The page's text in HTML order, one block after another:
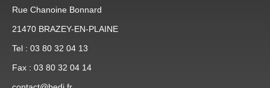
Rue Chanoine Bonnard
21470 BRAZEY-EN-PLAINE
Tel : 03 80 32 04 13
Fax : 03 80 32 04 14